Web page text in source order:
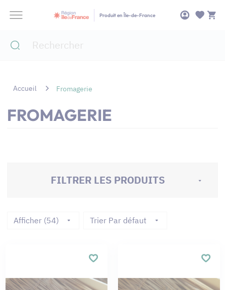
Produit en Île-de-France
Accueil Fromagerie
FROMAGERIE
FILTRER LES PRODUITS
Afficher (54) Trier Par défaut